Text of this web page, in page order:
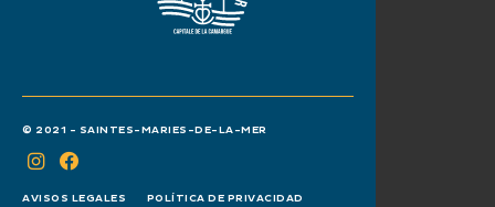
© 2021 - SAINTES-MARIES-DE-LA-MER
AVISOS LEGALES POLÍTICA DE PRIVACIDAD